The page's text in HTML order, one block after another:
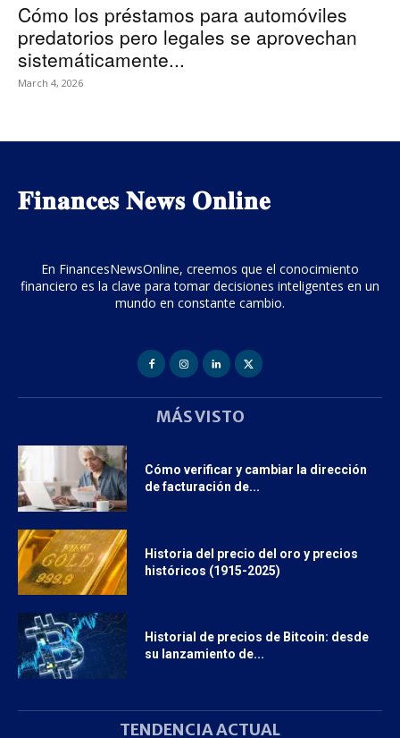
Cómo los préstamos para automóviles
predatorios pero legales se aprovechan
sistemáticamente...
March 4, 2026
𝐅𝐢𝐧𝐚𝐧𝐜𝐞𝐬 𝐍𝐞𝐰𝐬 𝐎𝐧𝐥𝐢𝐧𝐞
En FinancesNewsOnline, creemos que el conocimiento
financiero es la clave para tomar decisiones inteligentes en un
mundo en constante cambio.
MÁS VISTO
Cómo verificar y cambiar la dirección
de facturación de...
Historia del precio del oro y precios
históricos (1915-2025)
Historial de precios de Bitcoin: desde
su lanzamiento de...
TENDENCIA ACTUAL